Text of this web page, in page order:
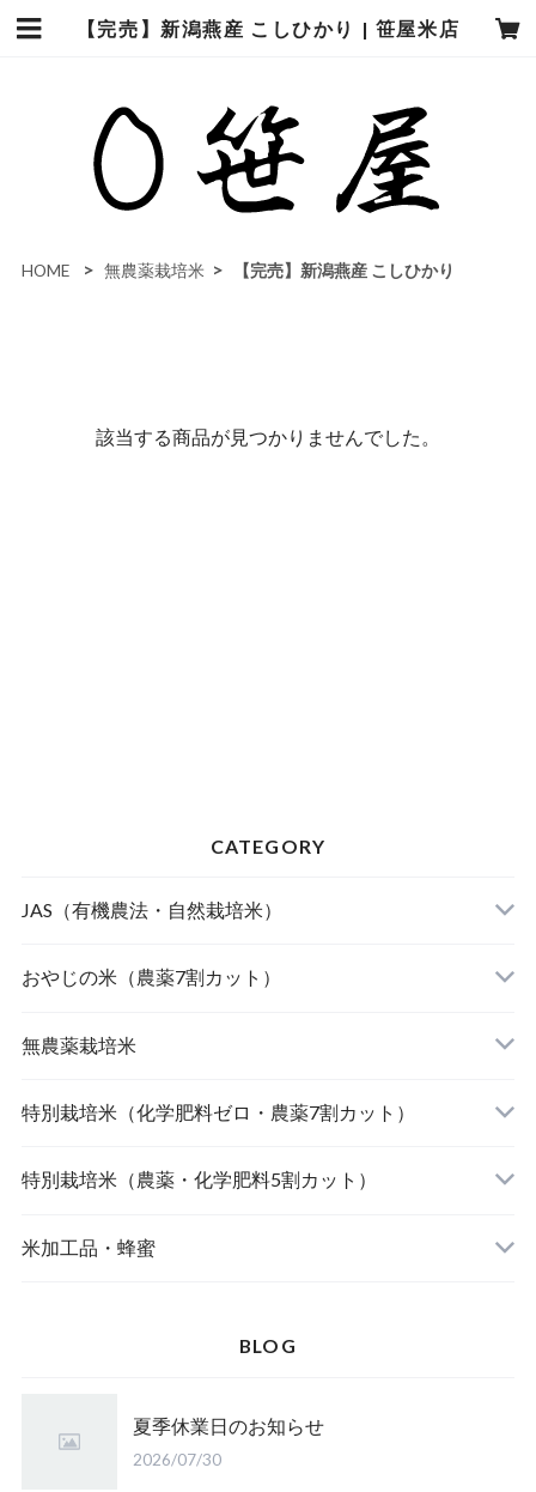
【完売】新潟燕産 こしひかり | 笹屋米店
HOME 無農薬栽培米 【完売】新潟燕産 こしひかり
該当する商品が見つかりませんでした。
CATEGORY
JAS（有機農法・自然栽培米）
山形東置賜 つや姫（有機栽培米）
山形庄内 ミルキークィーン（有機栽培米）
北海道産 おぼろづき（自然栽培米）
北海道産 ななつぼし（自然栽培米）
島根松江きぬむすめ(有機栽培米)
【完売】山形産 さわのはな（有機栽培米）
おやじの米（農薬7割カット）
おやじの米 山形鶴岡産 雪若丸
【完売】おやじの米 山形鶴岡産ササニシキ
おやじの米 山形鶴岡産つや姫
おやじの米 山形鶴岡産こしひかり
無農薬栽培米
宮崎県産 太陽米ミルキークィーン
【完売】島根奥出雲産 櫛名田姫米こしひかり
【完売】新潟燕産 こしひかり
特別栽培米（化学肥料ゼロ・農薬7割カット）
風さやか（長野）
JAたじま コウノトリ育むお米 こしひかり（兵
山形県庄内 ミルキークイーン
皇室献上米 こしひかり（長野）
特別栽培米（農薬・化学肥料5割カット）
新潟佐渡産 こしひかり
鳥取県産 江府米きぬむすめ
米加工品・蜂蜜
【完売】岩手のアカシア蜜
BLOG
夏季休業日のお知らせ
2026/07/30